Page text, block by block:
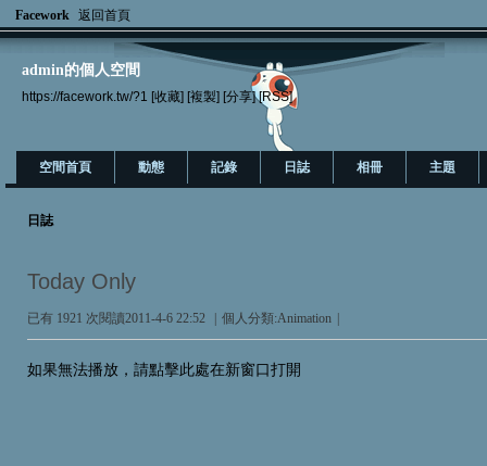
Facework 返回首頁
admin的個人空間
https://facework.tw/?1 [收藏] [複製] [分享] [RSS]
空間首頁 動態 記錄 日誌 相冊 主題
日誌
Today Only
已有 1921 次閱讀2011-4-6 22:52 個人分類:Animation
如果無法播放，請點擊此處在新窗口打開